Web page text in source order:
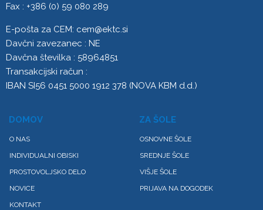
Fax : +386 (0) 59 080 289
E-pošta za CEM: cem@ektc.si
Davčni zavezanec : NE
Davčna številka : 58964851
Transakcijski račun :
IBAN SI56 0451 5000 1912 378 (NOVA KBM d.d.)
DOMOV
O NAS
INDIVIDUALNI OBISKI
PROSTOVOLJSKO DELO
NOVICE
KONTAKT
ZA ŠOLE
OSNOVNE ŠOLE
SREDNJE ŠOLE
VIŠJE ŠOLE
PRIJAVA NA DOGODEK